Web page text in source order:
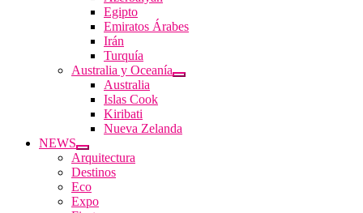
Egipto
Emiratos Árabes
Irán
Turquía
Australia y Oceanía
Australia
Islas Cook
Kiribati
Nueva Zelanda
NEWS
Arquitectura
Destinos
Eco
Expo